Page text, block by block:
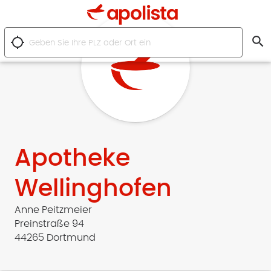
location_searching search
Apotheke
Wellinghofen
Anne Peitzmeier
Preinstraße 94
44265 Dortmund